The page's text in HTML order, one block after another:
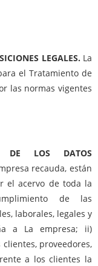
LEGALES. La
el Tratamiento de
las normas vigentes
DE LOS DATOS
recauda, están
el acervo de toda la
de las
laborales, legales y
a La empresa; ii)
proveedores,
a los clientes la